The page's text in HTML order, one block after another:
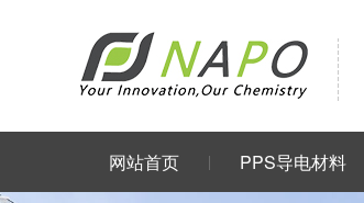
网站首页 PPS导电材料